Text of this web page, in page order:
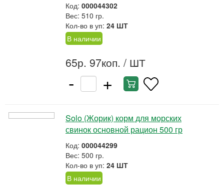
Код: 000044302
Вес: 510 гр.
Кол-во в уп: 24 ШТ
В наличии
65р. 97коп. / ШТ
- +
Solo (Жорик) корм для морских
свинок основной рацион 500 гр
Код: 000044299
Вес: 500 гр.
Кол-во в уп: 24 ШТ
В наличии